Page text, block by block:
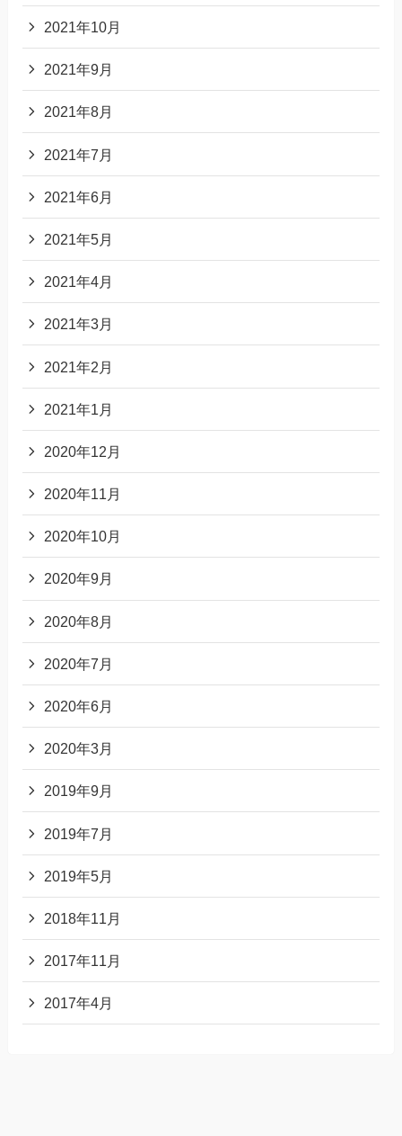
2021年10月
2021年9月
2021年8月
2021年7月
2021年6月
2021年5月
2021年4月
2021年3月
2021年2月
2021年1月
2020年12月
2020年11月
2020年10月
2020年9月
2020年8月
2020年7月
2020年6月
2020年3月
2019年9月
2019年7月
2019年5月
2018年11月
2017年11月
2017年4月